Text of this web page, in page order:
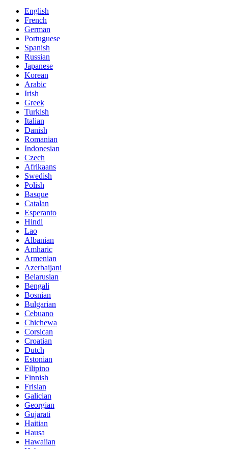
English
French
German
Portuguese
Spanish
Russian
Japanese
Korean
Arabic
Irish
Greek
Turkish
Italian
Danish
Romanian
Indonesian
Czech
Afrikaans
Swedish
Polish
Basque
Catalan
Esperanto
Hindi
Lao
Albanian
Amharic
Armenian
Azerbaijani
Belarusian
Bengali
Bosnian
Bulgarian
Cebuano
Chichewa
Corsican
Croatian
Dutch
Estonian
Filipino
Finnish
Frisian
Galician
Georgian
Gujarati
Haitian
Hausa
Hawaiian